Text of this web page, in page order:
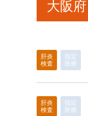
大阪
肝炎
検査
指定
医療
肝炎
検査
指定
医療